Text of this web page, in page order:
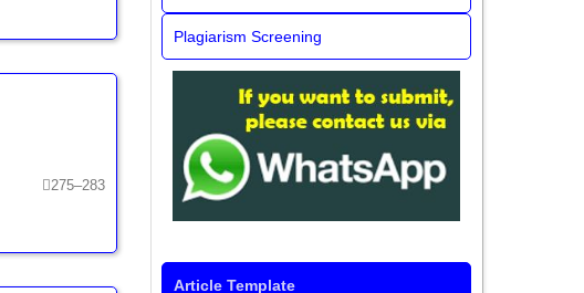
275–283
Plagiarism Screening
Article Template